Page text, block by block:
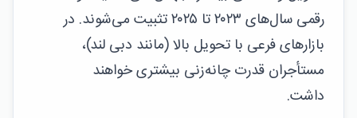
رقمی سال‌های ۲۰۲۳ تا ۲۰۲۵ تثبیت می‌شوند. در
بازارهای فرعی با تحویل بالا (مانند دبی لند)،
مستأجران قدرت چانه‌زنی بیشتری خواهند
داشت.